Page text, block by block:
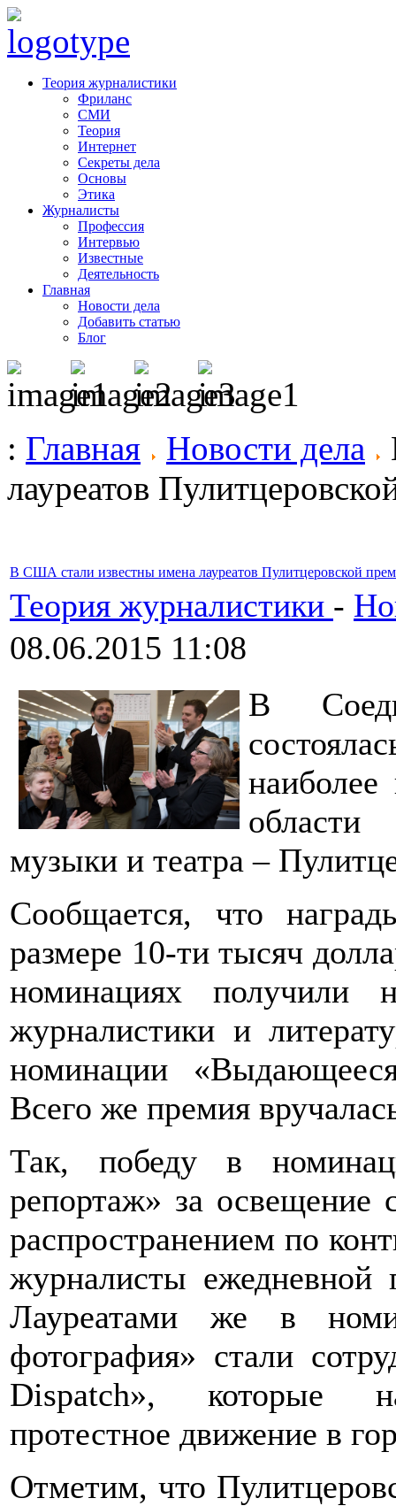
Теория журналистики
Фриланс
СМИ
Теория
Интернет
Секреты дела
Основы
Этика
Журналисты
Профессия
Интервью
Известные
Деятельность
Главная
Новости дела
Добавить статью
Блог
: Главная Новости дела
лауреатов
В США стали известны имена лауреатов Пулитцеровской
Теория журналистики -
08.06.2015 11:08
В
музыки и театра –
Сообщается, что
размере 10-ти тысяч
номинациях получили
журналистики и
номинации
Всего же премия
Так, победу в
репортаж» за
распространением по
журналисты
Лауреатами же в
фотография» стали
Dispatch», которые
протестное движение в
Отметим, что